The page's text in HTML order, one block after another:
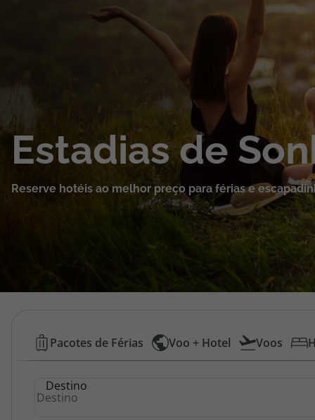
Pacotes de Férias
Cruzeiros
Promoções
Área de Cliente
Estadias de
Reserve hotéis ao melhor preço para férias e
Hotéis
Baratos
Pacotes de Férias Voo + Hotel Voos
Destino